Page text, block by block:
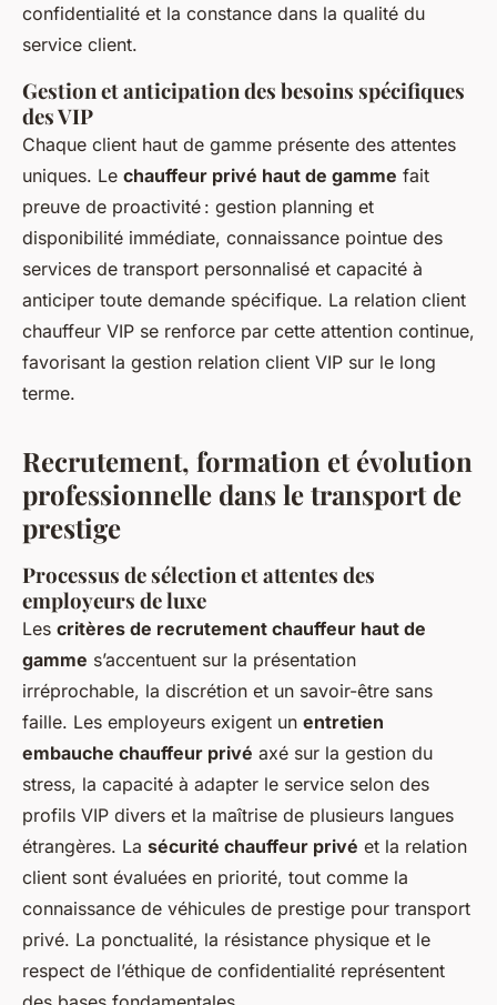
confidentialité et la constance dans la qualité du
service client.
Gestion et anticipation des besoins spécifiques
des VIP
Chaque client haut de gamme présente des attentes
uniques. Le chauffeur privé haut de gamme fait
preuve de proactivité : gestion planning et
disponibilité immédiate, connaissance pointue des
services de transport personnalisé et capacité à
anticiper toute demande spécifique. La relation client
chauffeur VIP se renforce par cette attention continue,
favorisant la gestion relation client VIP sur le long
terme.
Recrutement, formation et évolution
professionnelle dans le transport de
prestige
Processus de sélection et attentes des
employeurs de luxe
Les critères de recrutement chauffeur haut de
gamme s’accentuent sur la présentation
irréprochable, la discrétion et un savoir-être sans
faille. Les employeurs exigent un entretien
embauche chauffeur privé axé sur la gestion du
stress, la capacité à adapter le service selon des
profils VIP divers et la maîtrise de plusieurs langues
étrangères. La sécurité chauffeur privé et la relation
client sont évaluées en priorité, tout comme la
connaissance de véhicules de prestige pour transport
privé. La ponctualité, la résistance physique et le
respect de l’éthique de confidentialité représentent